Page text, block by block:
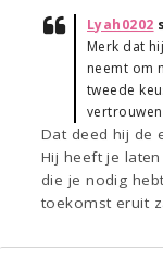
Lyah0202
Merk dat
neemt om
tweede
Dat deed hij de
Hij heeft je
die je nodig
toekomst eruit